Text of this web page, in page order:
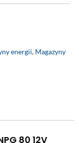
energii, Magazyny
80 12V